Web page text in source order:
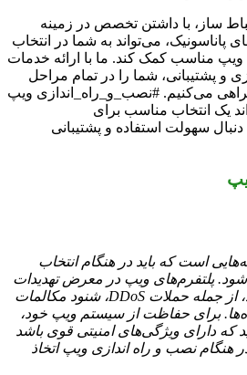
ساز، با داشتن تخصص در زمینه
پاناسونیک، می‌تواند به شما در انتخاب
ویپ مناسب کمک کند. ما با ارائه خدمات
و پشتیبانی، شما را در تمام مراحل
می‌کنیم. #نصب_و_راه_اندازی ویپ
یک انتخاب مناسب برای
سهولت استفاده و پشتیبانی
است که باید در هنگام انتخاب
پلتفرم‌های ویپ در معرض تهدیدات
سایبری مختلفی قرار دارند، از جمله حملات DDoS، شنود مکالمات
برای حفاظت از سیستم ویپ خود،
که دارای ویژگی‌های امنیتی قوی باشد
هنگام نصب و راه اندازی ویپ اتخاذ